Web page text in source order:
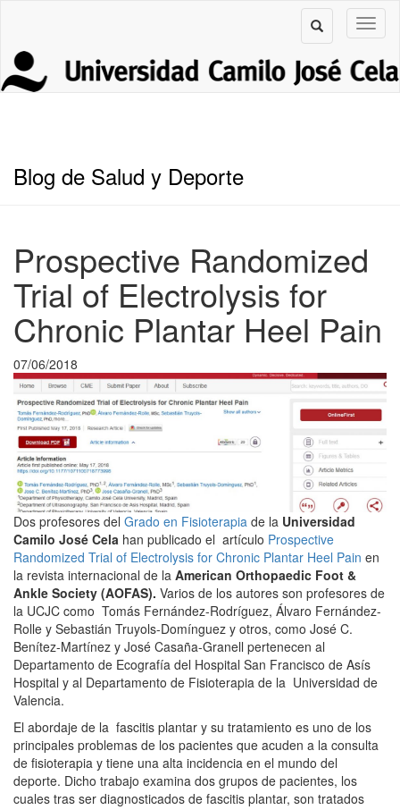
Blog de Salud y Deporte
Prospective Randomized
Trial of Electrolysis for
Chronic Plantar Heel Pain
07/06/2018
Dos profesores del Grado en Fisioterapia de la Universidad
Camilo José Cela han publicado el artículo Prospective
Randomized Trial of Electrolysis for Chronic Plantar Heel Pain en
la revista internacional de la American Orthopaedic Foot &
Ankle Society (AOFAS). Varios de los autores son profesores de
la UCJC como Tomás Fernández-Rodríguez, Álvaro Fernández-
Rolle y Sebastián Truyols-Domínguez y otros, como José C.
Benítez-Martínez y José Casaña-Granell pertenecen al
Departamento de Ecografía del Hospital San Francisco de Asís
Hospital y al Departamento de Fisioterapia de la Universidad de
Valencia.
El abordaje de la fascitis plantar y su tratamiento es uno de los
principales problemas de los pacientes que acuden a la consulta
de fisioterapia y tiene una alta incidencia en el mundo del
deporte. Dicho trabajo examina dos grupos de pacientes, los
cuales tras ser diagnosticados de fascitis plantar, son tratados